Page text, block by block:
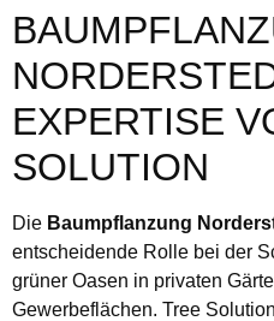
EXPERTISE
SOLUTION
Die Baumpflanzung
entscheidende Rolle bei der
grüner Oasen in privaten
Gewerbeflächen. Tree